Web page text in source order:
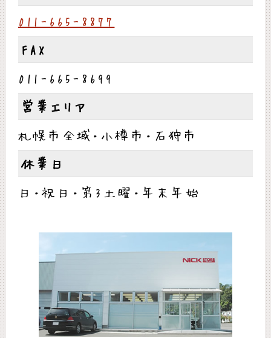
011-665-8877
FAX
011-665-8699
営業エリア
札幌市全域・小樽市・石狩市
休業日
日・祝日・第3土曜・年末年始